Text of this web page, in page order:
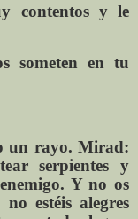
contentos y le
someten en tu
un rayo. Mirad:
serpientes y
Y no os
estéis alegres